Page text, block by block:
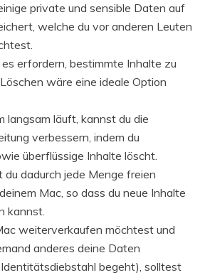
private und sensible Daten auf
welche du vor anderen Leuten
erfordern, bestimmte Inhalte zu
wäre eine ideale Option
langsam läuft, kannst du die
verbessern, indem du
überflüssige Inhalte löscht.
dadurch jede Menge freien
Mac, so dass du neue Inhalte
kannst.
weiterverkaufen möchtest und
anderes deine Daten
begeht), solltest